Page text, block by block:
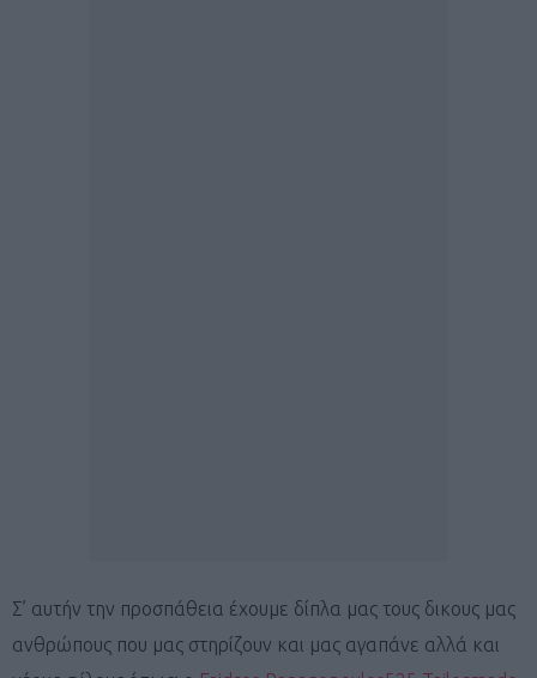
Σ’ αυτήν την προσπάθεια έχουμε δίπλα μας τους δικους μας
ανθρώπους που μας στηρίζουν και μας αγαπάνε αλλά και